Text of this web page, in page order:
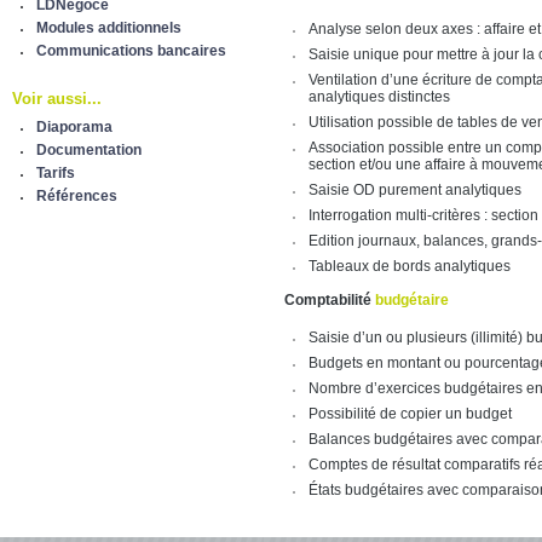
LDNégoce
Modules additionnels
Communications bancaires
Voir aussi...
Diaporama
Documentation
Tarifs
Références
Analyse selon deux axes : affaire
Saisie unique pour mettre à jour
Ventilation d’une écriture de
analytiques distinctes
Utilisation possible de tables de
Association possible entre un
section et/ou une affaire à
Saisie OD purement analytiques
Interrogation multi-critères :
Edition journaux, balances,
Tableaux de bords analytiques
Comptabilité budgétaire
Saisie d’un ou plusieurs (illimité)
Budgets en montant ou
Nombre d’exercices budgétaires
Possibilité de copier un budget
Balances budgétaires avec
Comptes de résultat comparatifs
États budgétaires avec